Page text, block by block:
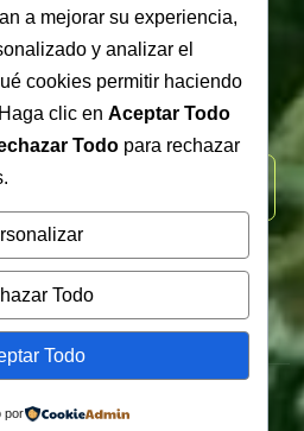
to get our latest update &
Reserved
a mejorar su experiencia,
y analizar el
cookies permitir haciendo
clic en Aceptar Todo
Todo para rechazar
Todo
Todo
por